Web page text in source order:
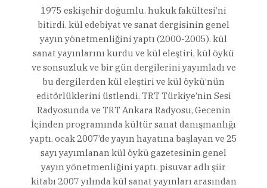
1975 eskişehir doğumlu. hukuk fakültesi’ni
bitirdi. kül edebiyat ve sanat dergisinin genel
yayın yönetmenliğini yaptı (2000-2005). kül
sanat yayınlarını kurdu ve kül eleştiri, kül öykü
ve sonsuzluk ve bir gün dergilerini yayımladı ve
bu dergilerden kül eleştiri ve kül öykü‘nün
editörlüklerini üstlendi. TRT Türkiye’nin Sesi
Radyosunda ve TRT Ankara Radyosu, Gecenin
İçinden programında kültür sanat danışmanlığı
yaptı. ocak 2007’de yayın hayatına başlayan ve 25
sayı yayımlanan kül öykü gazetesinin genel
yayın yönetmenliğini yaptı. pisuvar adlı şiir
kitabı 2007 yılında kül sanat yayınları arasından